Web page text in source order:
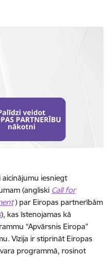
aicinājumu iesniegt
(angliski Call for
) par Eiropas partnerībām
), kas īstenojamas kā
“Apvārsnis Eiropa”
Vīzija ir stiprināt Eiropas
programmā, rosinot